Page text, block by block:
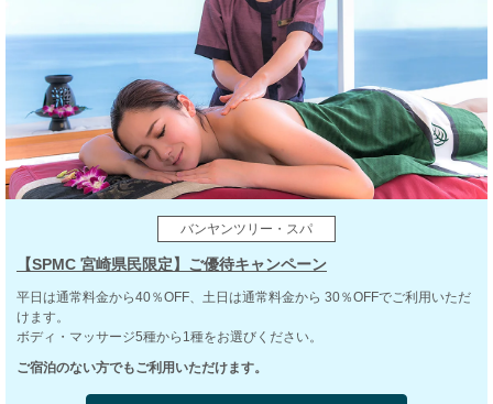
バンヤンツリー・スパ
【SPMC 宮崎県民限定】ご優待キャンペーン
平日は通常料金から40％OFF、土日は通常料金から 30％OFFでご利用いただ
けます。
ボディ・マッサージ5種から1種をお選びください。
ご宿泊のない方でもご利用いただけます。